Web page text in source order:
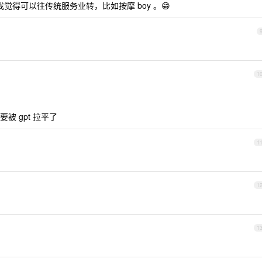
得可以往传统服务业转，比如按摩 boy 。😁
9
10
被 gpt 拉平了
11
12
13